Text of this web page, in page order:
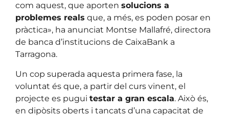
com aquest, que aporten solucions a
problemes reals que, a més, es poden posar en
pràctica», ha anunciat Montse Mallafré, directora
de banca d’institucions de CaixaBank a
Tarragona.
Un cop superada aquesta primera fase, la
voluntat és que, a partir del curs vinent, el
projecte es pugui testar a gran escala. Això és,
en dipòsits oberts i tancats d’una capacitat de